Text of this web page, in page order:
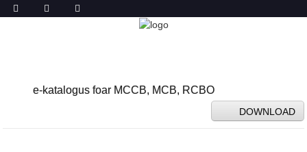
YNLADE
e-katalogus foar MCCB, MCB, RCBO
DOWNLOAD